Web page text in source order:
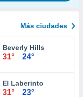
Más ciudades
Beverly Hills
31° 24°
El Laberinto
31° 23°